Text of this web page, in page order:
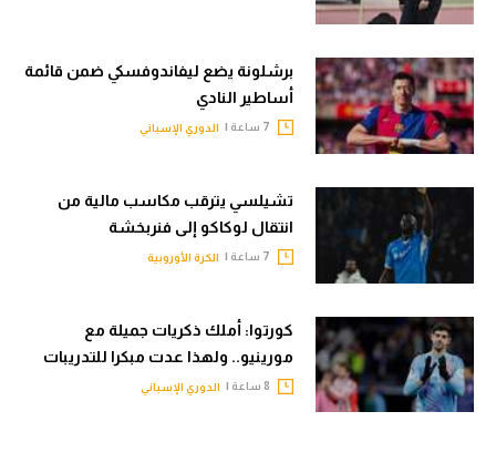
برشلونة يضع ليفاندوفسكي ضمن قائمة
أساطير النادي
الدوري الإسباني
تشيلسي يترقب مكاسب مالية من
انتقال لوكاكو إلى فنربخشة
الكرة الأوروبية
كورتوا: أملك ذكريات جميلة مع
مورينيو.. ولهذا عدت مبكرا للتدريبات
الدوري الإسباني